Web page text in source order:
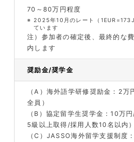
70～80万円程度
※ 2025年10月のレート（
ています
注）参加者の確定後、最終的な
内します
奨励金/奨学金
（A） 海外語学研修奨励金：2万
全員）
（B） 協定留学生奨学金：10万
5級以上取得/採用人数10名以内）
（C） JASSO海外留学支援制度